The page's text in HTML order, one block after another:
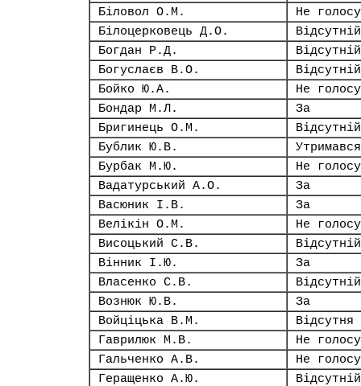
Біловол О.М.
Не
Білоцерковець Д.О.
Відсутній
Богдан Р.Д.
Відсутній
Богуслаєв В.О.
Відсутній
Бойко Ю.А.
Не
Бондар М.Л.
За
Бригинець О.М.
Відсутній
Бублик Ю.В.
Утримався
Бурбак М.Ю.
Не
Вадатурський А.О.
За
Васюник І.В.
За
Велікін О.М.
Не
Висоцький С.В.
Відсутній
Вінник І.Ю.
За
Власенко С.В.
Відсутній
Вознюк Ю.В.
За
Войціцька В.М.
Відсутня
Гаврилюк М.В.
Не
Гальченко А.В.
Не
Геращенко А.Ю.
Відсутній